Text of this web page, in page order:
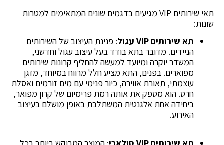
תאי שירותים VIP מגיעים בדגמים שונים המתאימים למטרות
שונות:
תא שירותים VIP עגול
: פנינת העיצוב של השירותים
הניידים. מדובר בתא בודד בעל עיצוב עגול וחדשני,
המשדר יוקרה ומיועד למעשה להחליף קרונות שירותים
מפוארים. בפנים, התא מציע חלל מרווח במיוחד, מזגן
עוצמתי, תאורת אווירה, כיור פנימי עם מים זורמים ואסלת
חרס. הוא מספק את אותה רמת פרימיום של קרון מפואר,
ביחידה אחת אלגנטית המשתלבת באופן מושלם בעיצוב
האירוע.
תא שירותים VIP סולארי : המוצר המבוקש ביותר בכל